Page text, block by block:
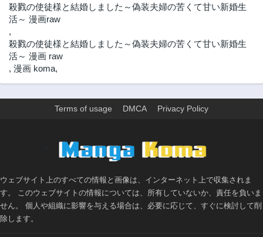
2年前 2年前
2年前 2年前
第7.1話
2年前
第5話
第4.3話
2年前
第4.2話
2年前
第4.1話
2年前
殺戮の使徒様と結婚しました～偽装夫婦の苦くて甘い新婚生
活～ 漫画raw
,
殺戮の使徒様と結婚しました～偽装夫婦の苦くて甘い新婚生
活～ 漫画 raw
, 漫画 koma,
Terms of usage DMCA Privacy Policy
ウェブサイト上のすべての情報と画像は、インターネット上で収集されま
す。 このウェブサイトの情報については、所有していないか、責任を負いま
せん。 個人や組織に影響を与える場合は、必要に応じて、すぐに検討して削
除します。